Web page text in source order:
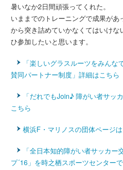
暑いなか2日間頑張ってくれた。
いままでのトレーニングで成果が
から突き詰めていかなくてはいけ
ひ参加したいと思います。
「楽しいグラスルーツをみんな
賛同パートナー制度」詳細はこちら
「だれでもJoin♪ 障がい者サッ
こちら
横浜F・マリノスの団体ページ
「全日本知的障がい者サッカ
プ´16」を時之栖スポーツセンター